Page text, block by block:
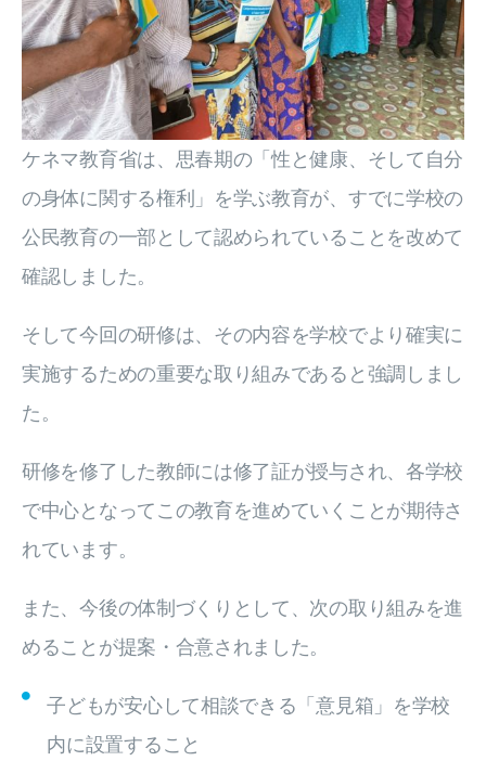
ケネマ教育省は、思春期の「性と健康、そして自分
の身体に関する権利」を学ぶ教育が、すでに学校の
公民教育の一部として認められていることを改めて
確認しました。
そして今回の研修は、その内容を学校でより確実に
実施するための重要な取り組みであると強調しまし
た。
研修を修了した教師には修了証が授与され、各学校
で中心となってこの教育を進めていくことが期待さ
れています。
また、今後の体制づくりとして、次の取り組みを進
めることが提案・合意されました。
子どもが安心して相談できる「意見箱」を学校
内に設置すること